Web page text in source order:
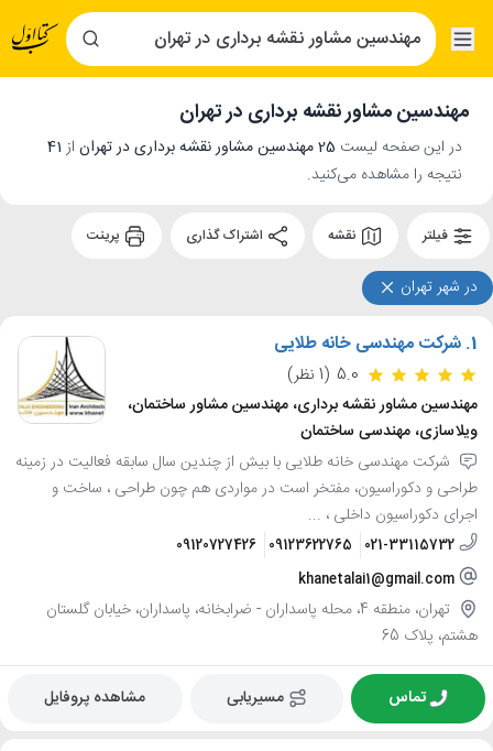
مهندسین مشاور نقشه برداری در تهران
در این صفحه لیست 25 مهندسین مشاور نقشه برداری در تهران از 41
نتیجه را مشاهده می‌کنید.
فیلتر نقشه
در شهر تهران
1. شرکت مهندسی خانه طلایی
5.0 (1 نظر)
مهندسین مشاور نقشه برداری، مهندسین مشاور ساختمان،
ویلاسازی، مهندسی ساختمان
شرکت مهندسی خانه طلایی با بیش از چندین سال سابقه فعالیت در زمینه
طراحی و دکوراسیون، مفتخر است در مواردی هم چون طراحی ، ساخت و
اجرای دکوراسیون داخلی ، ...
021-33115732
09123622765
09120727426
khanetalai1@gmail.com
تهران، منطقه 4، محله پاسداران - ضرابخانه، پاسداران، خیابان گلستان
هشتم، پلاک 65
تماس مسیریابی مشاهده پروفایل